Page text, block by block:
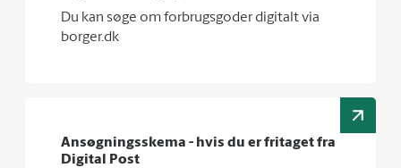
Du kan søge om forbrugsgoder digitalt via
borger.dk
Ansøgningsskema - hvis du er fritaget fra
Digital Post